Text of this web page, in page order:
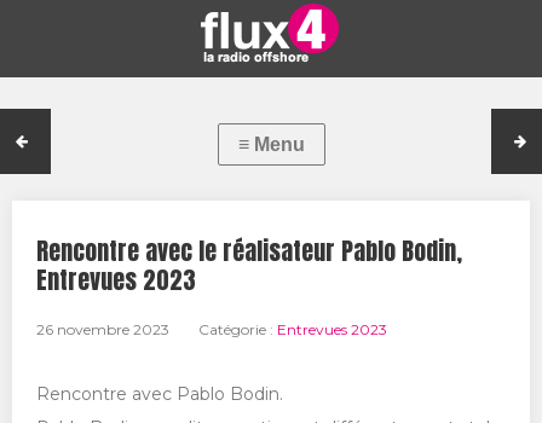
Rencontre avec le réalisateur Pablo Bodin,
Entrevues 2023
26 novembre 2023 Catégorie : Entrevues 2023
Rencontre avec Pablo Bodin.